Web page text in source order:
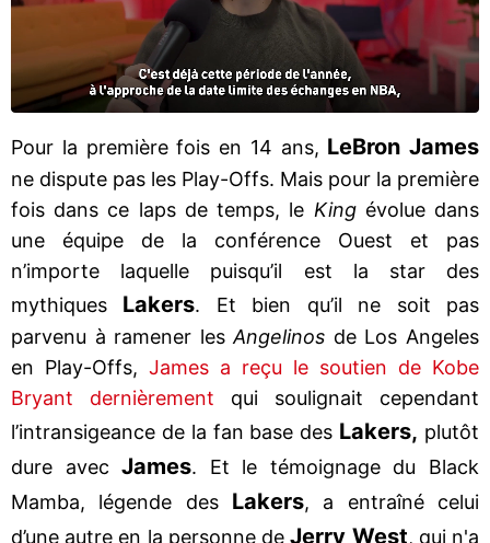
Pour la première fois en 14 ans, LeBron James
ne dispute pas les Play-Offs. Mais pour la première
fois dans ce laps de temps, le Kingévolue dans
une équipe de la conférence Ouest et pas
n’importe laquelle puisqu’il est la star des
mythiques Lakers. Et bien qu’il ne soit pas
parvenu à ramener lesAngelinos de Los Angeles
en Play-Offs, James a reçu le soutien de Kobe
Bryant dernièrement qui soulignait cependant
l’intransigeance de la fan base des Lakers, plutôt
dure avecJames. Et le témoignage du Black
Mamba, légende des Lakers, a entraîné celui
d’une autre en la personne deJerry West, qui n'a